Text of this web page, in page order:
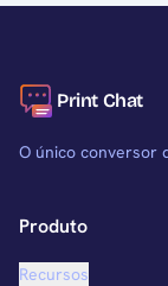
Print Chat
O único conversor
Produto
Recursos